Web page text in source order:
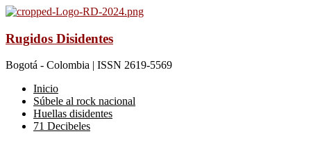
Rugidos Disidentes
Bogotá - Colombia | ISSN 2619-5569
Inicio
Súbele al rock nacional
Huellas disidentes
71 Decibeles